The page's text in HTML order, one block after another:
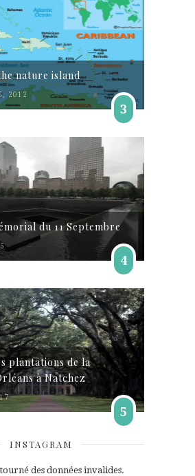
nature island
2012
3
du 11 Septembre
4
plantations de la
à Natchez
5
INSTAGRAM
des données invalides.